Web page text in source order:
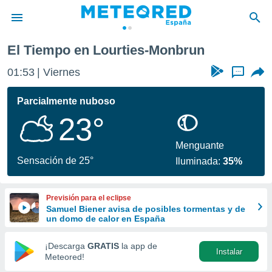
de
por
se
calidad.
a este
las
y
forma
digital
basada
El Tiempo en Lourties-Monbrun
01:53 Viernes ...
Parcialmente nuboso
23°
Sensación de 25°
Menguante
Iluminada:35%
Previsión para el eclipse
Samuel Biener avisa de posibles tormentas y de
un domo de calor en España
¡Descarga GRATIS la app de
Meteored!
Instalar